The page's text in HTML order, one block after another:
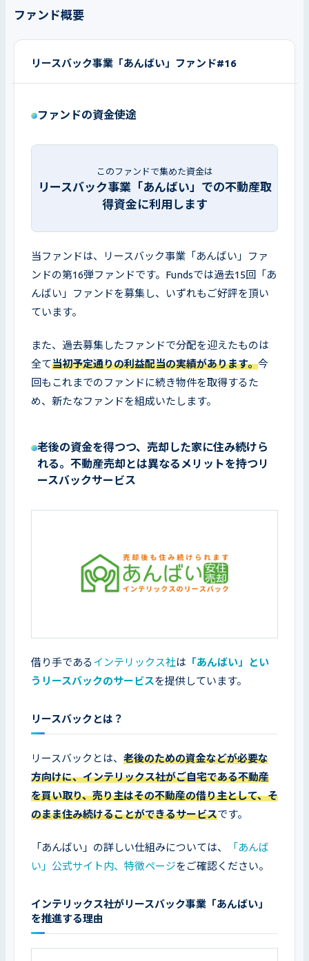
ファンド概要
リースバック事業「あんばい」ファンド#16
ファンドの資金使途
このファンドで集めた資金は
リースバック事業「あんばい」での不動産取
得資金に利用します
当ファンドは、リースバック事業「あんばい」ファ
ンドの第16弾ファンドです。Fundsでは過去15回「あ
んばい」ファンドを募集し、いずれもご好評を頂い
ています。
また、過去募集したファンドで分配を迎えたものは
全て当初予定通りの利益配当の実績があります。今
回もこれまでのファンドに続き物件を取得するた
め、新たなファンドを組成いたします。
老後の資金を得つつ、売却した家に住み続けら
れる。不動産売却とは異なるメリットを持つリ
ースバックサービス
借り手であるインテリックス社は 「あんばい」とい
うリースバックのサービスを提供しています。
リースバックとは？
リースバックとは、 老後のための資金などが必要な
方向けに、インテリックス社がご自宅である不動産
を買い取り、売り主はその不動産の借り主として、そ
のまま住み続けることができるサービスです。
「あんばい」の詳しい仕組みについては、
「あんば
い」公式サイト内、特徴ページをご確認ください。
インテリックス社がリースバック事業「あんばい」
を推進する理由